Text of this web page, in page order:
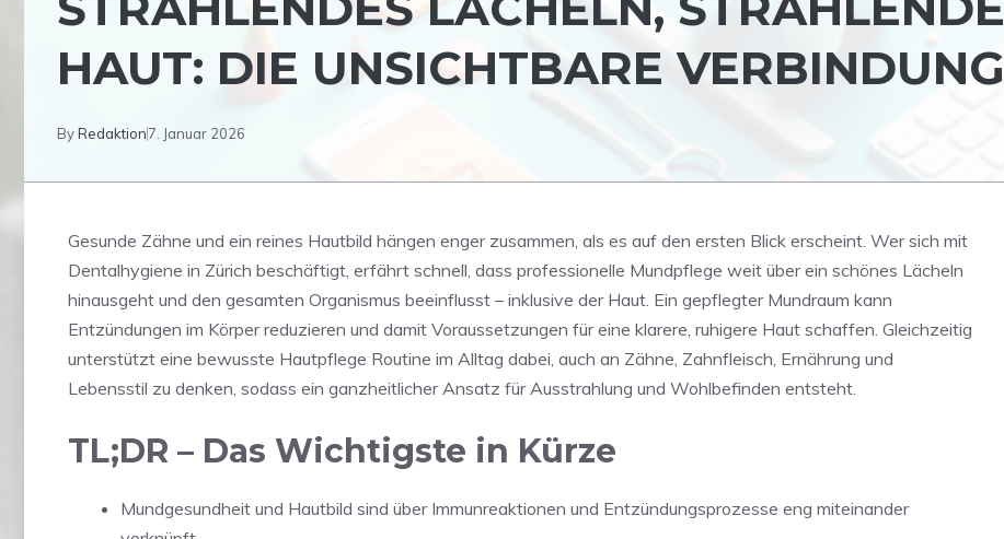
HAUT: DIE UNSICHTBARE VERBINDUNG
ByRedaktion7. Januar 2026
Gesunde Zähne und ein reines Hautbild hängen enger zusammen, als es auf den ersten Blick erscheint. Wer sich mit
Dentalhygiene in Zürich beschäftigt, erfährt schnell, dass professionelle Mundpflege weit über ein schönes Lächeln
hinausgeht und den gesamten Organismus beeinflusst – inklusive der Haut. Ein gepflegter Mundraum kann
Entzündungen im Körper reduzieren und damit Voraussetzungen für eine klarere, ruhigere Haut schaffen. Gleichzeitig
unterstützt eine bewusste Hautpflege Routine im Alltag dabei, auch an Zähne, Zahnfleisch, Ernährung und
Lebensstil zu denken, sodass ein ganzheitlicher Ansatz für Ausstrahlung und Wohlbefinden entsteht.
TL;DR – Das Wichtigste in Kürze
Mundgesundheit und Hautbild sind über Immunreaktionen und Entzündungsprozesse eng miteinander